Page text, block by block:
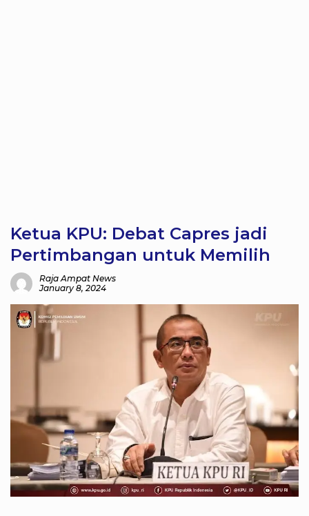
Ketua KPU: Debat Capres jadi
Pertimbangan untuk Memilih
Raja Ampat News
January 8, 2024